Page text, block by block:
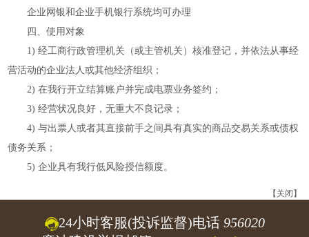
企业网银和企业手机银行系统均可办理
四、使用对象
1) 经工商行政管理机关（或主管机关）核准登记，并依法从事经
营活动的企业法人或其他经济组织；
2) 在我行开立结算账户并完成电票业务签约；
3) 经营状况良好，无重大不良记录；
4) 与出票人或者其直接前手之间具有真实的商品交易关系或债权
债务关系；
5) 企业具有我行低风险授信额度。
【关闭】
24小时客服(投诉监督)电话 956020